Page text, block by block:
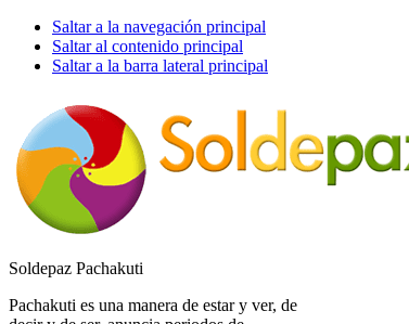
Saltar a la navegación principal
Saltar al contenido principal
Saltar a la barra lateral principal
Soldepaz Pachakuti
Pachakuti es una manera de estar y ver, de